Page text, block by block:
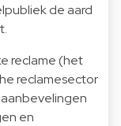
de aard
reclame (het
reclamesector
aanbevelingen
en